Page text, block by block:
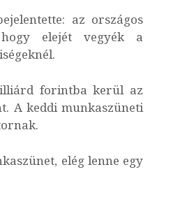
az országos
elejét vegyék a
forintba kerül az
A keddi munkaszüneti
elég lenne egy